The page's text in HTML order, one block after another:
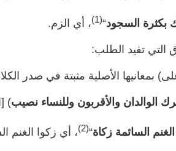
بكثرة السجود“
(1) ، أي الزم.
التي تفيد الطلب:
بمعانيها الأصلية مثبتة في صدر
الوالدان والأقربون وللنساء نصيب)
السائمة زكاة“
(2) ، أي زكوا الغنم